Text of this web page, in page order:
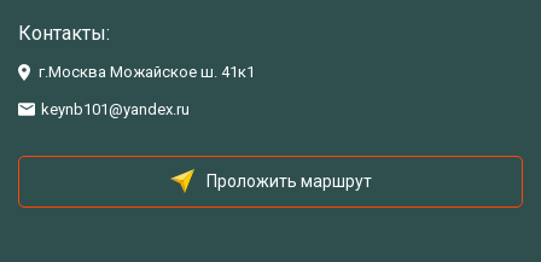
Контакты:
г.Москва Можайское ш. 41к1
keynb101@yandex.ru
Проложить маршрут